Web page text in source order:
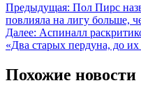
Предыдущая: Пол Пирс
повлияла на лигу больше,
Далее: Аспиналл
«Два старых пердуна, до
Похожие новости